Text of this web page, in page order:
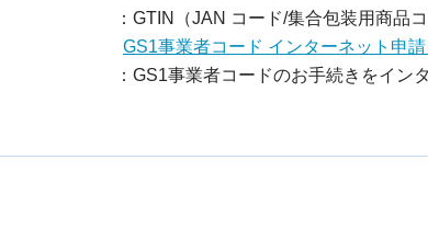
：GTIN（JAN コード/集合包装用商品
GS1事業者コード インターネット申
：GS1事業者コードのお手続きをイン